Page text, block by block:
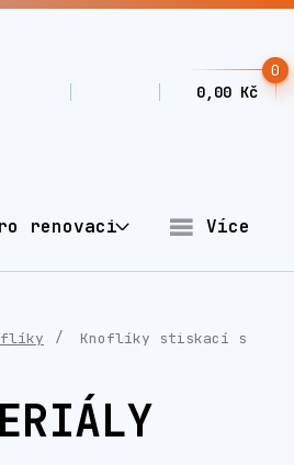
0
0,00 Kč
renovaci Více
Knoflíky stiskací s